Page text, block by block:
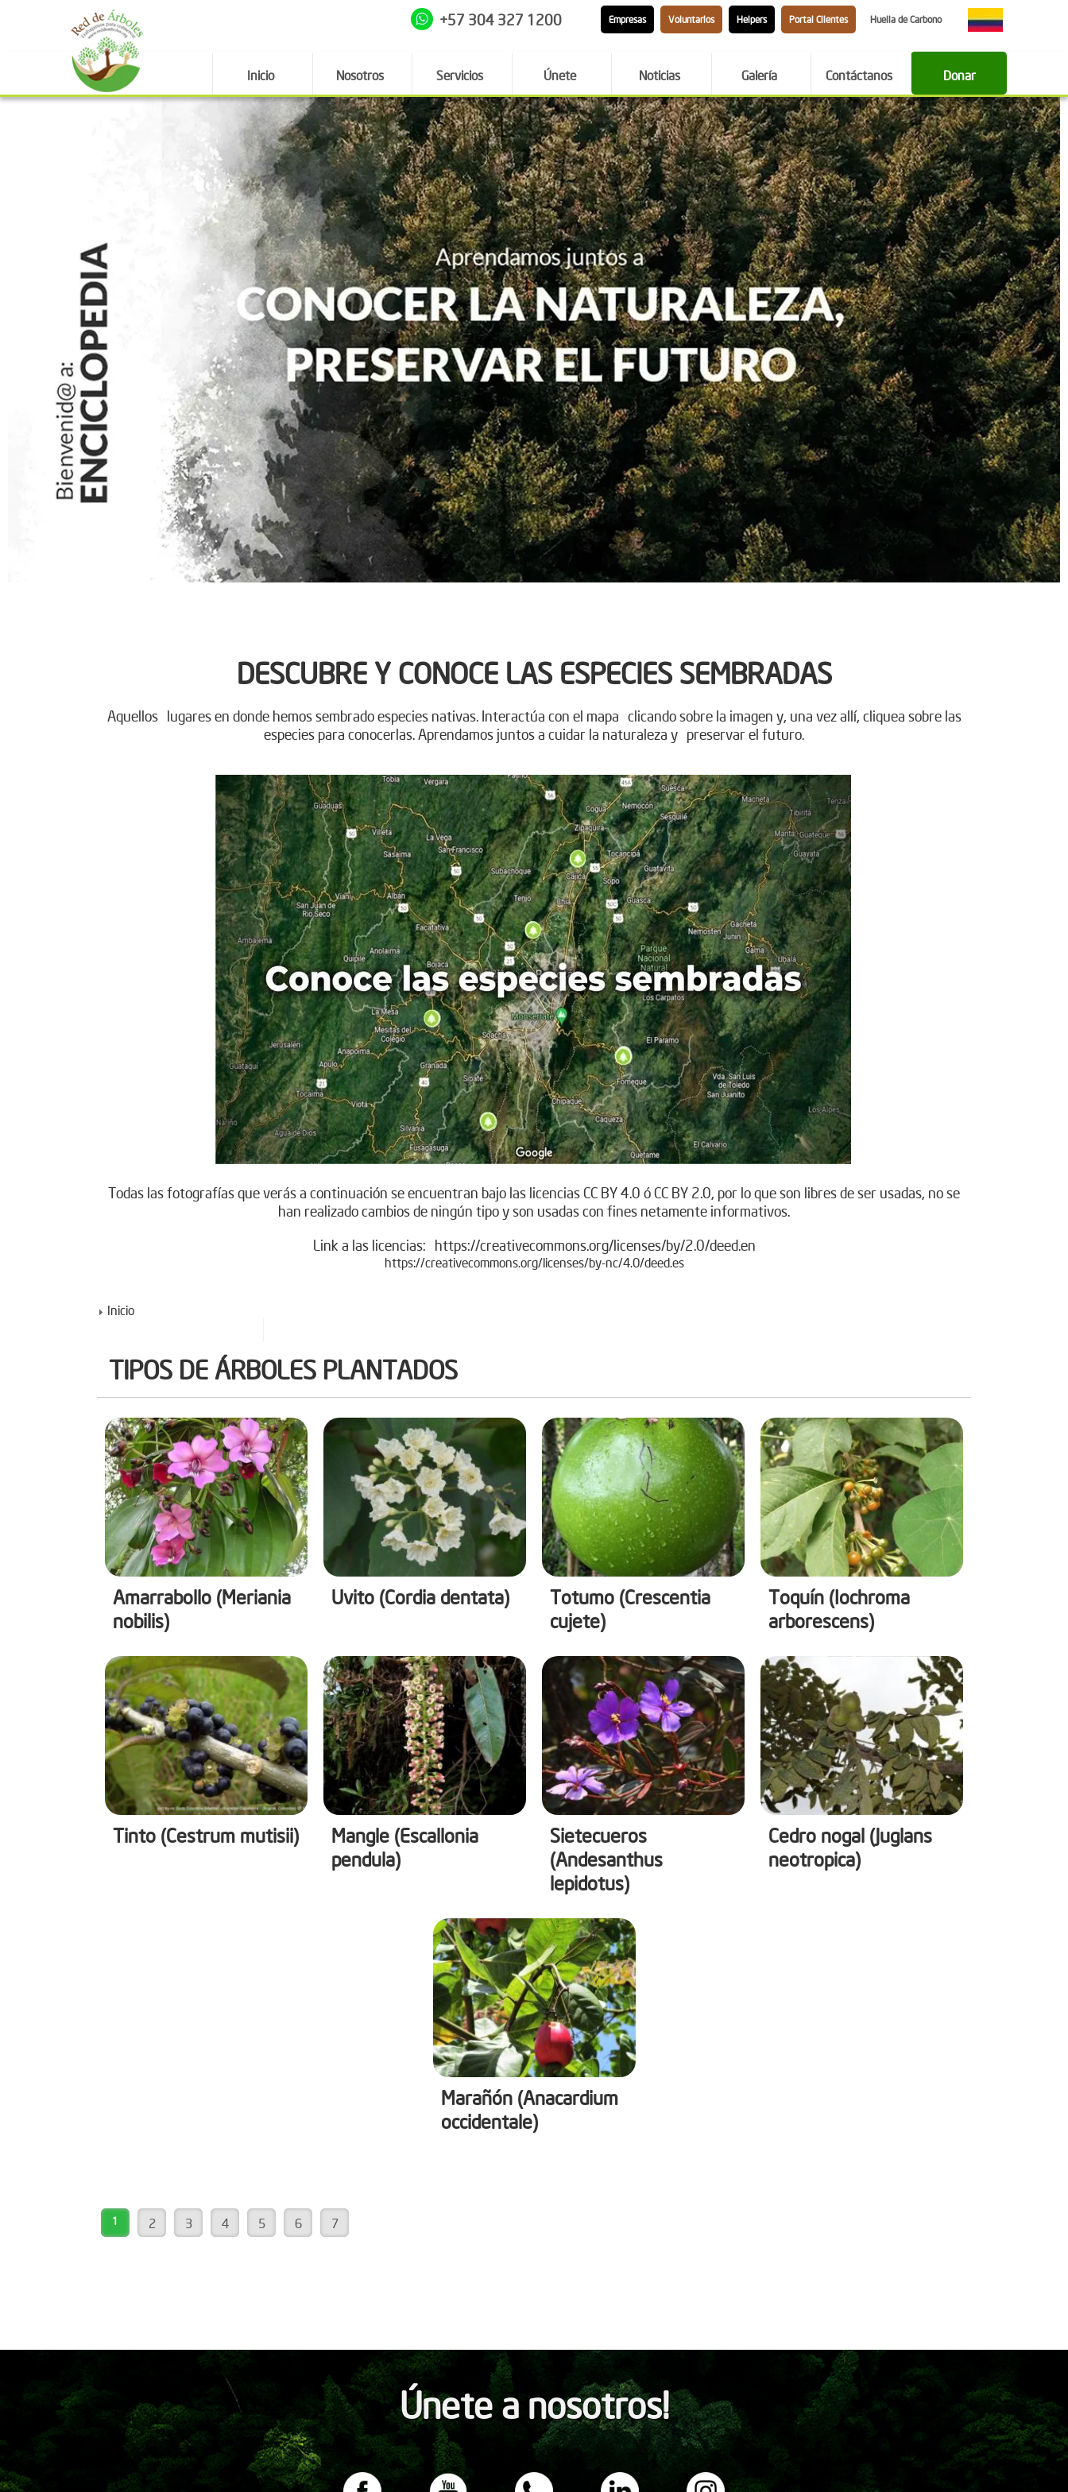
+57 304 327 1200 Empresas Voluntarios Helpers Portal Clientes Huella de Carbono
Inicio Nosotros Servicios Únete Noticias Galería Contáctanos Donar
DESCUBRE Y CONOCE LAS ESPECIES SEMBRADAS
Aquellos lugares en donde hemos sembrado especies nativas. Interactúa con el mapa clicando sobre la imagen y, una vez allí, cliquea sobre las
especies para conocerlas. Aprendamos juntos a cuidar la naturaleza y preservar el futuro.
Todas las fotografías que verás a continuación se encuentran bajo las licencias CC BY 4.0 ó CC BY 2.0, por lo que son libres de ser usadas, no se
han realizado cambios de ningún tipo y son usadas con fines netamente informativos.
Link a las licencias: https://creativecommons.org/licenses/by/2.0/deed.en
https://creativecommons.org/licenses/by-nc/4.0/deed.es
Inicio
TIPOS DE ÁRBOLES PLANTADOS
Amarrabollo (Meriania
nobilis)
Uvito (Cordia dentata)
Totumo (Crescentia
cujete)
Toquín (Iochroma
arborescens)
Tinto (Cestrum mutisii)
Mangle (Escallonia
pendula)
Sietecueros
(Andesanthus
lepidotus)
Cedro nogal (Juglans
neotropica)
Marañón (Anacardium
occidentale)
1 2 3 4 5 6 7
Únete a nosotros!